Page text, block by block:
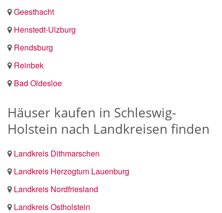
Geesthacht
Henstedt-Ulzburg
Rendsburg
Reinbek
Bad Oldesloe
Häuser kaufen in Schleswig-
Holstein nach Landkreisen finden
Landkreis Dithmarschen
Landkreis Herzogtum Lauenburg
Landkreis Nordfriesland
Landkreis Ostholstein